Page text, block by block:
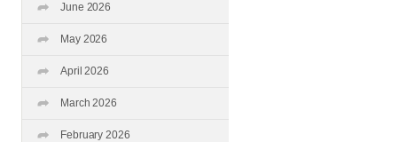
June 2026
May 2026
April 2026
March 2026
February 2026